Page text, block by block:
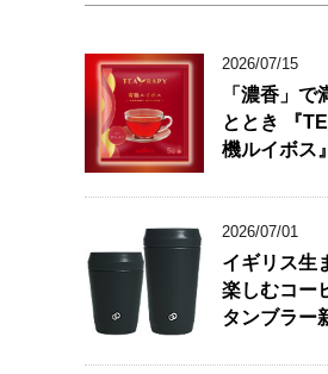
2026/07/15
「濃香」で
ととき 『
機ルイボス
2026/07/01
イギリス生
楽しむコー
タンブラー